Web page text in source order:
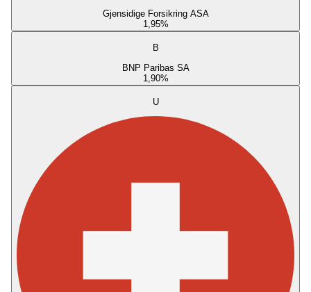
Gjensidige Forsikring ASA
1,95%
B
BNP Paribas SA
1,90%
U